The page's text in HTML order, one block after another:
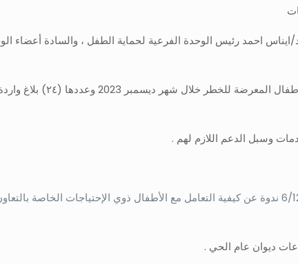
احمد رئيس الوحدة الفرعية لحماية الطفل ، والسادة أعضاء
هذا وقد تناول الاجتماع
يوم 3/12/2023 احتفالية فاعليات اليوم العالمي لذوي الإعاقة . ٢- يوم 6/12 ندوة عن كيفية التعامل مع